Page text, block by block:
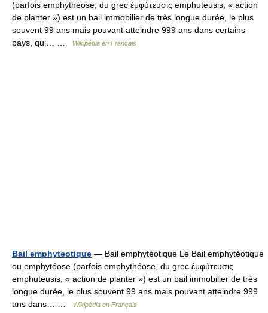
(parfois emphythéose, du grec ἐμφύτευσις emphuteusis, « action
de planter ») est un bail immobilier de très longue durée, le plus
souvent 99 ans mais pouvant atteindre 999 ans dans certains
pays, qui… …
Wikipédia en Français
Bail emphyteotique — Bail emphytéotique Le Bail emphytéotique
ou emphytéose (parfois emphythéose, du grec ἐμφύτευσις
emphuteusis, « action de planter ») est un bail immobilier de très
longue durée, le plus souvent 99 ans mais pouvant atteindre 999
ans dans… …
Wikipédia en Français